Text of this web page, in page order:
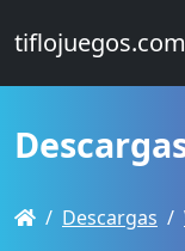
tiflojuegos.com
Descargas